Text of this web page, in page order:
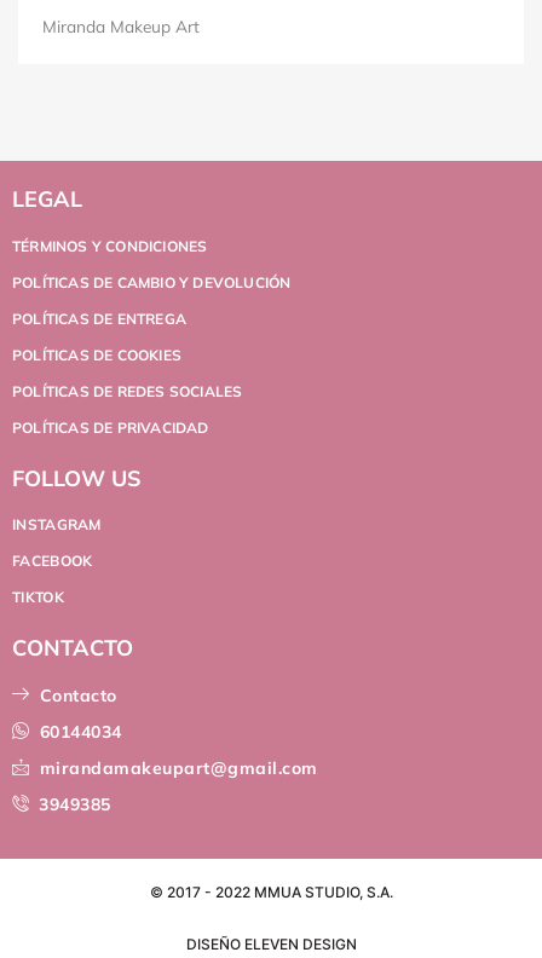
Miranda Makeup Art
LEGAL
TÉRMINOS Y CONDICIONES
POLÍTICAS DE CAMBIO Y DEVOLUCIÓN
POLÍTICAS DE ENTREGA
POLÍTICAS DE COOKIES
POLÍTICAS DE REDES SOCIALES
POLÍTICAS DE PRIVACIDAD
FOLLOW US
INSTAGRAM
FACEBOOK
TIKTOK
CONTACTO
Contacto
60144034
mirandamakeupart@gmail.com
3949385
© 2017 - 2022 MMUA STUDIO, S.A.
DISEÑO ELEVEN DESIGN